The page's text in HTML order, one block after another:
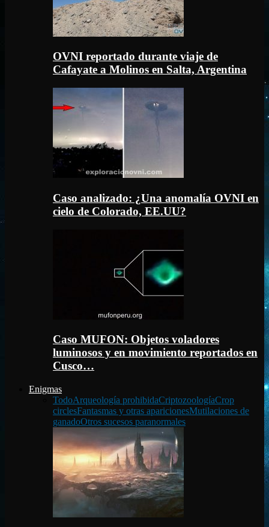
OVNI reportado durante viaje de
Cafayate a Molinos en Salta, Argentina
Caso analizado: ¿Una anomalía OVNI en
cielo de Colorado, EE.UU?
Caso MUFON: Objetos voladores
luminosos y en movimiento reportados en
Cusco…
Enigmas
TodoArqueología prohibidaCriptozoologíaCrop
circlesFantasmas y otras aparicionesMutilaciones de
ganadoOtros sucesos paranormales